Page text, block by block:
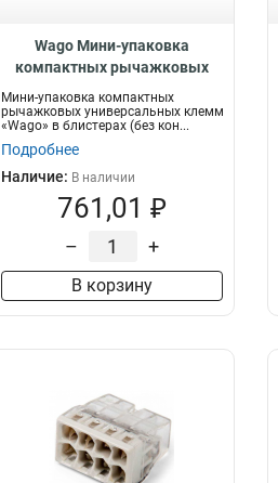
Wago Мини-упаковка
компактных рычажковых
блистерах (без контактной
пасты) 221–415/996-008,
Мини-упаковка компактных
рычажковых универсальных клемм
«Wago» в блистерах (без кон...
Подробнее
Наличие: В наличии
761,01 ₽
– +
В корзину